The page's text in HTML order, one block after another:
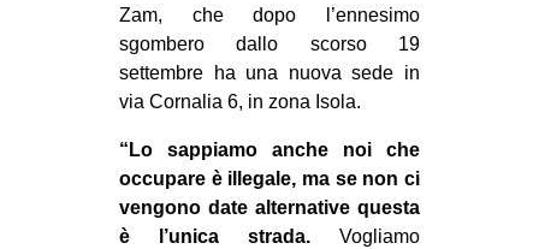
Zam, che dopo l’ennesimo
sgombero dallo scorso 19
settembre ha una nuova sede in
via Cornalia 6, in zona Isola.
“Lo sappiamo anche noi che
occupare è illegale, ma se non ci
vengono date alternative questa
è l’unica strada. Vogliamo